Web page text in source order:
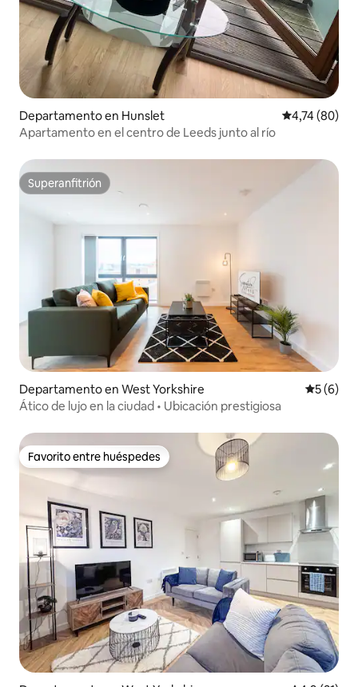
Departamento en Hunslet Calificación
4,74 (80)
Apartamento en el centro de Leeds junto al río
Superanfitrión
Superanfitrión
Departamento en West Yorkshire
5 (6)
Ático de lujo en la ciudad • Ubicación prestigiosa
Favorito entre huéspedes
Favorito entre huéspedes